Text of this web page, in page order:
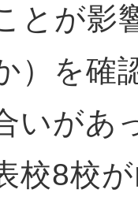
とが影
）を確
いがあ
校8校